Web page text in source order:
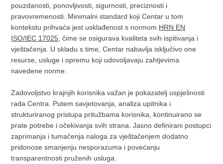
pouzdanosti, ponovljivosti, sigurnosti, preciznosti i
pravovremenosti. Minimalni standard koji Centar u tom
kontekstu prihvaća jest usklađenost s normom HRN EN
ISO/IEC 17025 , čime se osigurava kvaliteta svih ispitivanja i
vještačenja. U skladu s time, Centar nabavlja isključivo one
resurse, usluge i opremu koji udovoljavaju zahtjevima
navedene norme.
Zadovoljstvo krajnjih korisnika važan je pokazatelj uspješnosti
rada Centra. Putem savjetovanja, analiza upitnika i
strukturiranog pristupa pritužbama korisnika, kontinuirano se
prate potrebe i očekivanja svih strana. Jasno definirani postupci
zaprimanja i tumačenja naloga za vještačenjem dodatno
pridonose smanjenju nesporazuma i povećanju
transparentnosti pruženih usluga.